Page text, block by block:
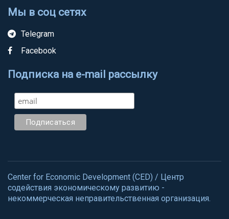
Мы в соц сетях
Telegram
Facebook
Подписка на e-mail рассылку
Center for Economic Development (CED) / Центр
содействия экономическому развитию -
некоммерческая неправительственная организация.